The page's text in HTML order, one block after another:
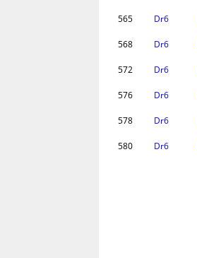
565
Dr6
568
Dr6
572
Dr6
576
Dr6
578
Dr6
580
Dr6